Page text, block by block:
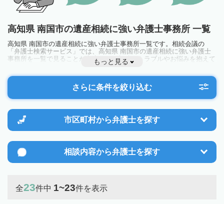
高知県 南国市の遺産相続に強い弁護士事務所 一覧
高知県 南国市の遺産相続に強い弁護士事務所一覧です。相続会議の
「弁護士検索サービス」では、高知県 南国市の遺産相続に強い弁護士
事務所を一覧で見ることが出来ます。相続のトラブルやお悩みを抱えて
いる方は一度近隣の弁護士に相談してみましょう。
もっと見る
さらに条件を絞り込む
市区町村から弁護士を探す
相談内容から弁護士を探す
全23件中 1~23件を表示